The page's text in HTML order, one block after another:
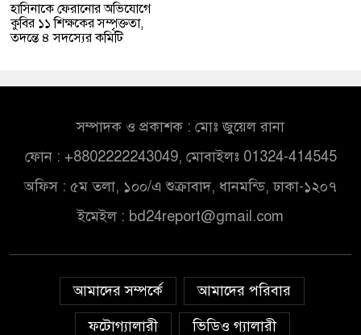
হাসিনাকে ফেরানোর অভিযোগে
কুবির ১১ শিক্ষকের সম্পৃক্ততা,
তদন্তে ৪ সদস্যের কমিটি
সম্পাদক ও প্রকাশক : মোঃ জুয়েল রানা
ফোন : +8802222243049, মোবাইলঃ 01324-414545
অফিস : ৫ম তলা, ১০০/এ শুক্রাবাদ, ধানমন্ডি, ঢাকা-১২০৭
ইমেইল : bd24report@gmail.com
আমাদের সম্পর্কে
আমাদের পরিবার
ফটোগ্যালারী
ভিডিও গ্যালারী